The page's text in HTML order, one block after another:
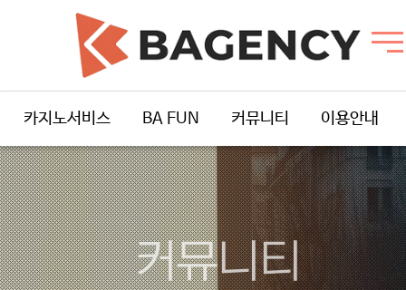
카지노서비스 BA FUN 커뮤니티 이용안내
커뮤니티